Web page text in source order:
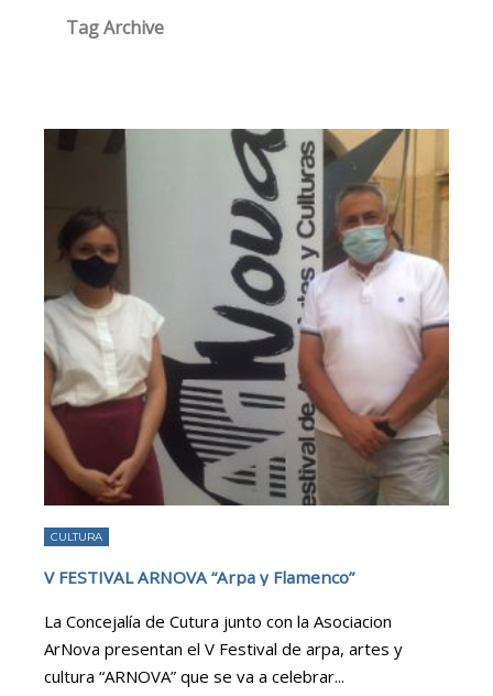
Tag Archive
CULTURA
V FESTIVAL ARNOVA “Arpa y Flamenco”
La Concejalía de Cutura junto con la Asociacion
ArNova presentan el V Festival de arpa, artes y
cultura “ARNOVA” que se va a celebrar...